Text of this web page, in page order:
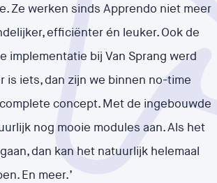
Ze werken sinds Apprendo niet meer
efficiënter én leuker. Ook de
implementatie bij Van Sprang werd
is iets, dan zijn we binnen no-time
concept. Met de ingebouwde
nog mooie modules aan. Als het
dan kan het natuurlijk helemaal
En meer.’